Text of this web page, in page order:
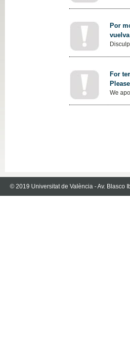
Por
For
We
© 2019 Universitat de València - Av. Blasco